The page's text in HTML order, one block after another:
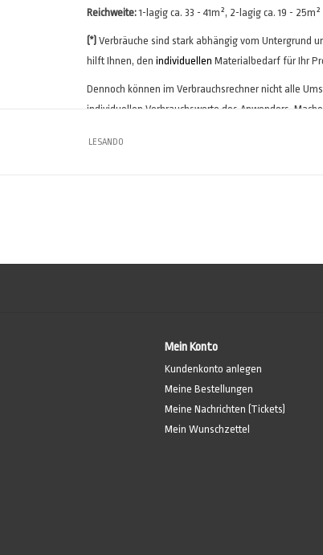
Reichweite:1-lagig ca. 33 - 41m², 2-lagig ca. 19 - 25m²
(*)Verbräuche sind stark abhängig vom Untergrund
hilft Ihnen, den individuellen Materialbedarf für Ihr
Dennoch können im Verbrauchsrechner nicht alle
individuellen Verbrauchswerte des Anwenders.
LESANDO
Mein Konto
Kundenkonto anlegen
Meine Bestellungen
Meine Nachrichten (Tickets)
Mein Wunschzettel